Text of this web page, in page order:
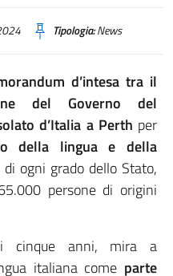
Tipologia:News
d’intesa tra il
del Governo del
d’Italia a Perth per
della lingua e della
ogni grado dello Stato,
persone di origini
cinque anni, mira a
italiana come parte